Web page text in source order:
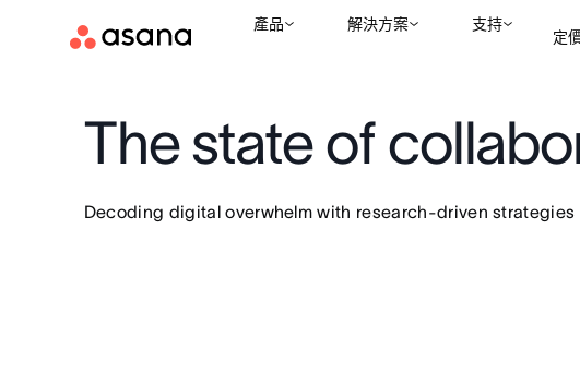
產品 解決方案 支持
定
The state of
Decoding digital overwhelm with research-driven